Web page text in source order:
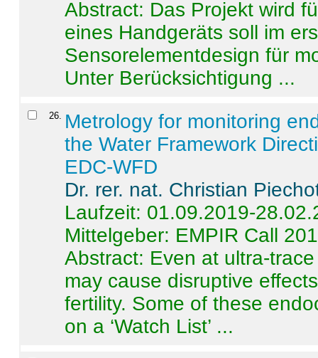
Abstract: Das Projekt wird
eines Handgeräts soll im
Sensorelementdesign für
Unter Berücksichtigung ...
26. Metrology for monitoring
the Water Framework
EDC-WFD
Dr. rer. nat. Christian
Laufzeit: 01.09.2019-
Mittelgeber: EMPIR Call
Abstract: Even at ultra-
may cause disruptive
fertility. Some of these
on a ‘Watch List’ ...